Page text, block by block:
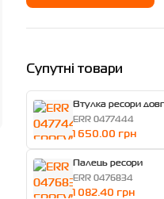
Супутні товари
Втулка ресори
ERR 0477444
1 650.00 грн
Палець ресори
ERR 0476834
1 082.40 грн